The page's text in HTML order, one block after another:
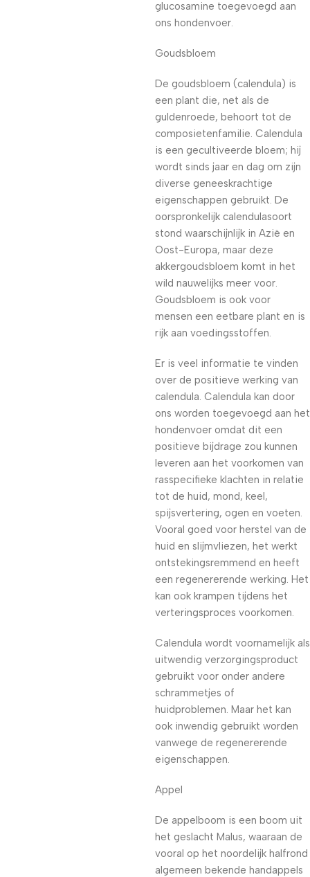
glucosamine toegevoegd aan
ons hondenvoer.
Goudsbloem
De goudsbloem (calendula) is
een plant die, net als de
guldenroede, behoort tot de
composietenfamilie. Calendula
is een gecultiveerde bloem; hij
wordt sinds jaar en dag om zijn
diverse geneeskrachtige
eigenschappen gebruikt. De
oorspronkelijk calendulasoort
stond waarschijnlijk in Azië en
Oost-Europa, maar deze
akkergoudsbloem komt in het
wild nauwelijks meer voor.
Goudsbloem is ook voor
mensen een eetbare plant en is
rijk aan voedingsstoffen.
Er is veel informatie te vinden
over de positieve werking van
calendula. Calendula kan door
ons worden toegevoegd aan het
hondenvoer omdat dit een
positieve bijdrage zou kunnen
leveren aan het voorkomen van
rasspecifieke klachten in relatie
tot de huid, mond, keel,
spijsvertering, ogen en voeten.
Vooral goed voor herstel van de
huid en slijmvliezen, het werkt
ontstekingsremmend en heeft
een regenererende werking. Het
kan ook krampen tijdens het
verteringsproces voorkomen.
Calendula wordt voornamelijk als
uitwendig verzorgingsproduct
gebruikt voor onder andere
schrammetjes of
huidproblemen. Maar het kan
ook inwendig gebruikt worden
vanwege de regenererende
eigenschappen.
Appel
De appelboom is een boom uit
het geslacht Malus, waaraan de
vooral op het noordelijk halfrond
algemeen bekende handappels